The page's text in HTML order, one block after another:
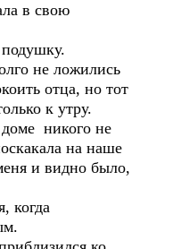
в свою
не ложились
отца, но тот
к утру.
никого не
на наше
и видно было,
когда